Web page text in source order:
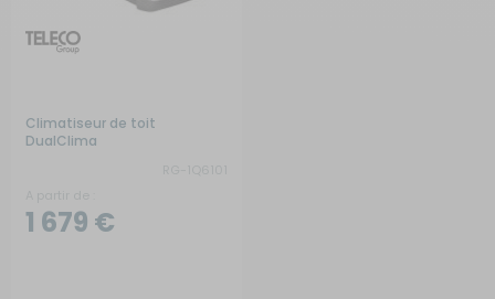
Climatiseur de toit
DualClima
1 679 €